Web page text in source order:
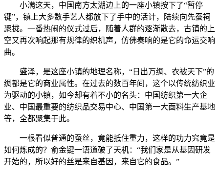
小满这天，中国南方太湖边上的一座小镇按下了“暂停
键”，镇上大多数手艺人都放下了手中的活计，陆续向先蚕祠
聚拢。一番热闹的仪式过后，随着人群的逐渐散去，古镇的上
空又再次响起那有规律的织机声，仿佛奏响的是它的命运交响
曲。
盛泽，是这座小镇的地理名称，“日出万绸、衣被天下”的
绸都是它的商业属性。在过去的数百年间，这个以传统纺织业
为驱动的小镇，如今却有着不小的名头：中国纺织第一大企
业、中国最重要的纺织品交易中心、中国第一大面料生产基地
等，全都聚集于此。
一根看似普通的蚕丝，竟能抵住重力，这样的功力究竟是
如何炼成的？俞金键一语道破了天机：“我们家是从基因研发
开始的，所以好的丝是来自基因，来自它的食品。”